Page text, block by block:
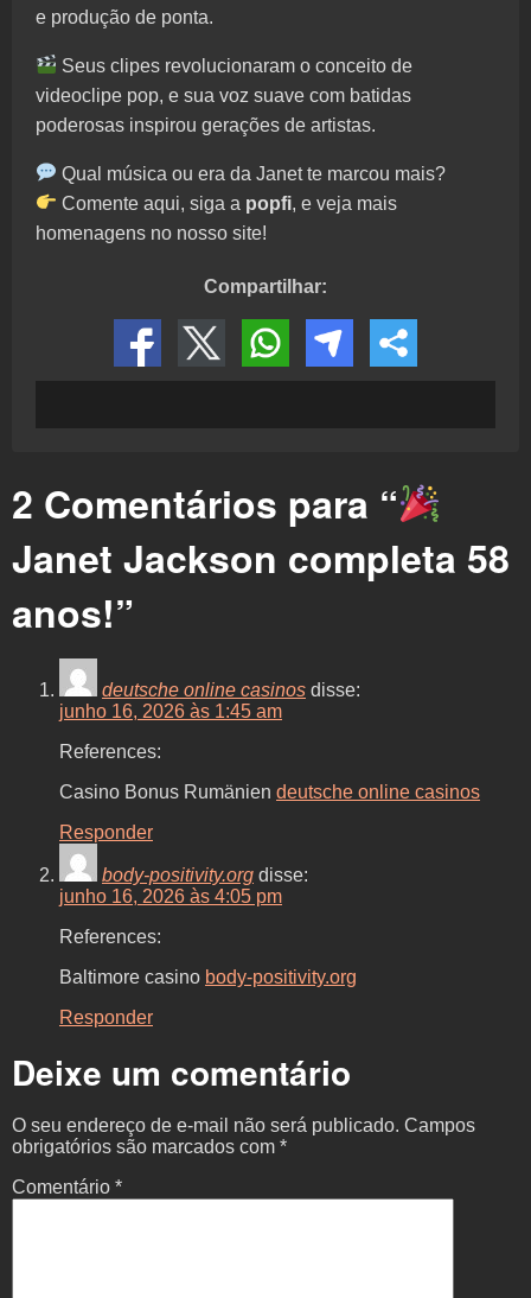
e produção de ponta.
Seus clipes revolucionaram o conceito de
videoclipe pop, e sua voz suave com batidas
poderosas inspirou gerações de artistas.
Qual música ou era da Janet te marcou mais?
Comente aqui, siga a popfi, e veja mais
homenagens no nosso site!
Compartilhar:
2 Comentários para “
Janet Jackson completa 58
anos!”
deutsche online casinos disse:
junho 16, 2026 às 1:45 am
References:
Casino Bonus Rumänien deutsche online casinos
Responder
body-positivity.org disse:
junho 16, 2026 às 4:05 pm
References:
Baltimore casino body-positivity.org
Responder
Deixe um comentário
O seu endereço de e-mail não será publicado. Campos
obrigatórios são marcados com *
Comentário *